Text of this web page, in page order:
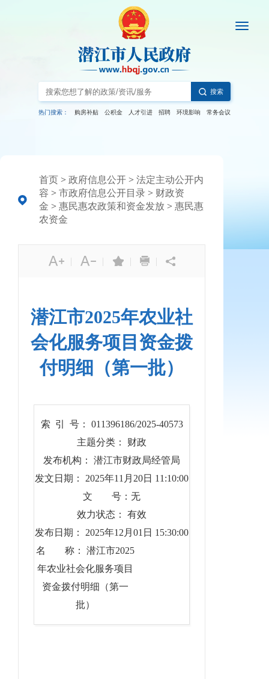
搜索
热门搜索： 购房补贴 公积金 人才引进 招聘 环境影响 常务会议
首页 > 政府信息公开 > 法定主动公开内
容 > 市政府信息公开目录 > 财政资
金 > 惠民惠农政策和资金发放 > 惠民惠
农资金
| | | |
潜江市2025年农业社
会化服务项目资金拨
付明细（第一批）
索 引 号： 011396186/2025-40573
主题分类： 财政
发布机构： 潜江市财政局经管局
发文日期： 2025年11月20日 11:10:00
文 号：无
效力状态： 有效
发布日期： 2025年12月01日 15:30:00
名 称： 潜江市2025
年农业社会化服务项目
资金拨付明细（第一
批）